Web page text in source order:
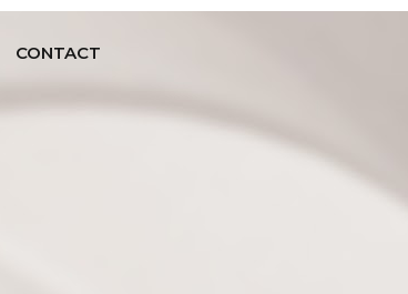
CONTACT